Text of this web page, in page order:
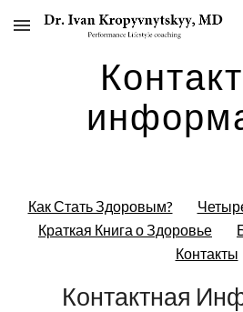
Skip to main content
Как Стать Здоровым?
Краткая Книга о Здоровье
Контакты
Контактная